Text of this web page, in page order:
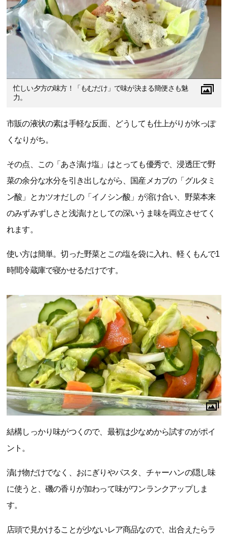
忙しい夕方の味方！「もむだけ」で味が決まる簡便さも魅
力。
市販の液状の素は手軽な反面、どうしても仕上がりが水っぽ
くなりがち。
その点、この「あさ漬け塩」はとっても優秀で、浸透圧で野
菜の余分な水分を引き出しながら、国産メカブの「グルタミ
ン酸」とカツオだしの「イノシン酸」が溶け合い、野菜本来
のみずみずしさと浅漬けとしての深いうま味を両立させてく
れます。
使い方は簡単。切った野菜とこの塩を袋に入れ、軽くもんで1
時間冷蔵庫で寝かせるだけです。
結構しっかり味がつくので、最初は少なめから試すのがポイ
ント。
漬け物だけでなく、おにぎりやパスタ、チャーハンの隠し味
に使うと、磯の香りが加わって味がワンランクアップしま
す。
店頭で見かけることが少ないレア商品なので、出合えたらラ